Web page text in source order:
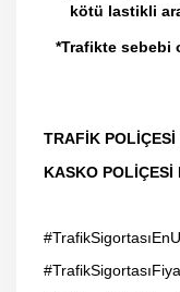
kötü lastikli
*Trafikte sebebi
TRAFİK
KASKO POLİÇESİ